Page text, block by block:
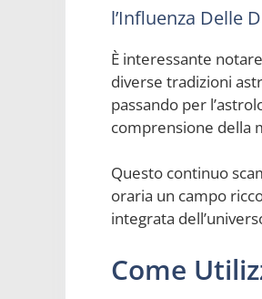
l’Influenza Delle
È interessante
diverse tradizioni
passando per
comprensione della
Questo continuo
oraria un campo
integrata
Come